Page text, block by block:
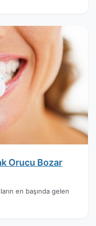
Orucu Bozar
en başında gelen